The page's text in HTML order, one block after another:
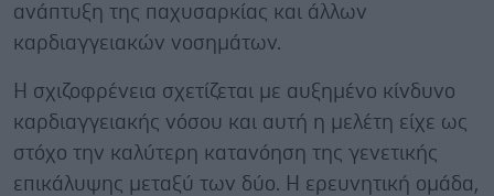
ανάπτυξη της παχυσαρκίας και άλλων
καρδιαγγειακών νοσημάτων.
Η σχιζοφρένεια σχετίζεται με αυξημένο κίνδυνο
καρδιαγγειακής νόσου και αυτή η μελέτη είχε ως
στόχο την καλύτερη κατανόηση της γενετικής
επικάλυψης μεταξύ των δύο. Η ερευνητική ομάδα,